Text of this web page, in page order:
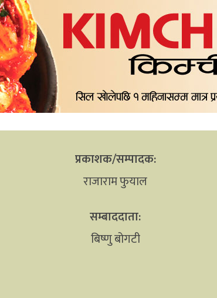
प्रकाशक/सम्पादक:
राजाराम फुयाल
सम्बाददाता:
बिष्णु बोगटी